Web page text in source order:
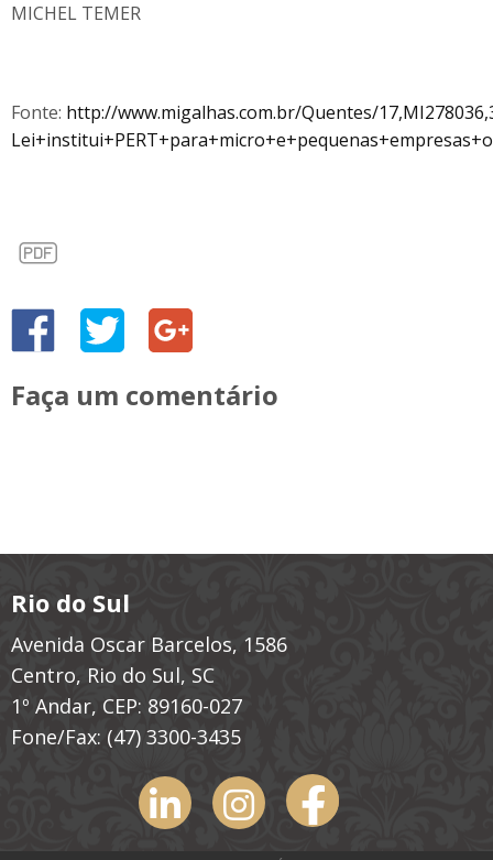
MICHEL TEMER
Fonte: http://www.migalhas.com.br/Quentes/
Faça um comentário
Rio do Sul
Avenida Oscar Barcelos, 1586
Centro, Rio do Sul, SC
1º Andar, CEP: 89160-027
Fone/Fax: (47) 3300-3435